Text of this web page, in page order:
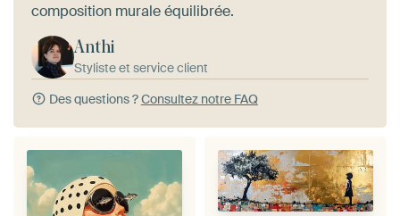
composition murale équilibrée.
Anthi
Styliste et service client
Des questions ?Consultez notre FAQ